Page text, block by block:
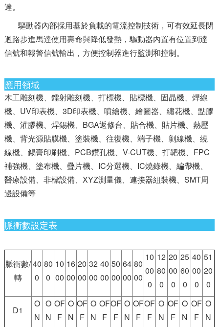
達。
驅動器內部採用基於負載的電流控制技術，可有效延長閉
迴路步進馬達使用壽命與降低發熱，驅動器內置有位置到達
信號和報警信號輸出，方便控制器進行監測和控制。
應用領域
木工雕刻機、鐳射雕刻機、打標機、貼標機、固晶機、焊線
機、UV印表機、3D印表機、噴繪機、繪圖器、繡花機、點膠
機、灌膠機、焊錫機、BGA返修台、貼合機、貼片機、熱壓
機、背光源貼膜機、塗裝機、往復機、端子機、剝線機、繞
線機、錫膏印刷機、PCB鑽孔機、V-CUT機、打靶機、FPC
補強機、塗布機、疊片機、IC分選機、IC燒錄機、編帶機、
醫療設備、非標設備、XYZ測量儀、連接器組裝機、SMT周
邊設備等
脈衝數設定表
脈衝數/
轉
40
0
80
0
10
00
16
00
20
00
32
00
40
00
50
00
64
00
80
00
10
00
0
12
80
0
20
00
0
25
60
0
40
00
0
51
20
0
D1
O
N
O
N
OF
F
O
N
OF
F
O
N
OF
F
OF
F
O
N
OF
F
OF
F
O
N
OF
F
O
N
OF
F
O
N